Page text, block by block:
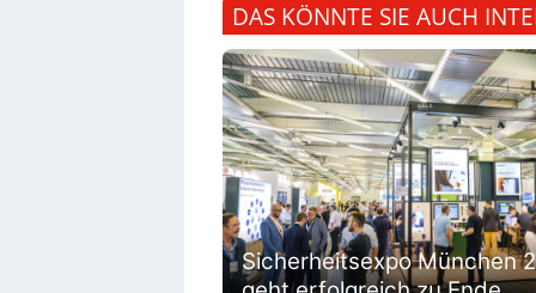
DAS KÖNNTE SIE AUCH
Sicherheitsexpo München